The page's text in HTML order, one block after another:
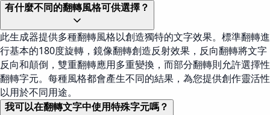
有什麼不同的翻轉風格可供選擇？
此生成器提供多種翻轉風格以創造獨特的文字效果。標準翻轉進
行基本的180度旋轉，鏡像翻轉創造反射效果，反向翻轉將文字
反向和顛倒，雙重翻轉應用多重變換，而部分翻轉則允許選擇性
翻轉字元。每種風格都會產生不同的結果，為您提供創作靈活性
以用於不同用途。
我可以在翻轉文字中使用特殊字元嗎？